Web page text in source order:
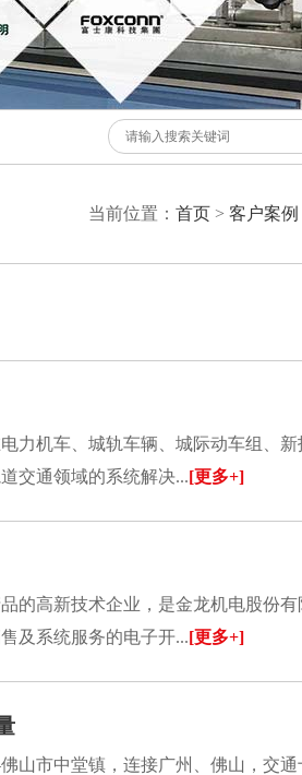
当前位置： 首页 > 客户案例
力机车、城轨车辆、城际动车组、新
交通领域的系统解决...[更多+]
的高新技术企业，是金龙机电股份
及系统服务的电子开...[更多+]
市中堂镇，连接广州、佛山，交通